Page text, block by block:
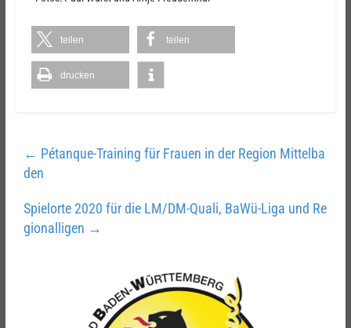
teilen teilen
drucken
← Pétanque-Training für Frauen in der Region Mittelba
den
Spielorte 2020 für die LM/DM-Quali, BaWü-Liga und Re
gionalligen →